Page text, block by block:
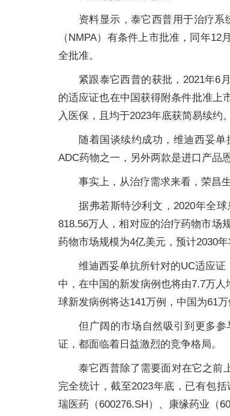
资料显示，泰它西普用于治疗系
（NMPA）有条件上市批准，同年
全批准。
紧跟泰它西普的获批，2021年6
的适应证也在中国获得附条件批准上
入医保，且均于2023年底获简易续约。
随着国谈续约成功，维迪西妥
ADC药物之一，另外两款是进口产品
事实上，从治疗需求来看，荣昌
据弗若斯特沙利文，2020年全
818.56万人，相对应的治疗药物市场
药物市场规模为4亿美元，预计2030年
维迪西妥单抗所针对的UC适应
中，在中国的新发病例也将由7.7万
球新发病例将达141万例，中国为61
但广阔的市场自然吸引到更多
证，都面临着日益激烈的竞争格局。
泰它西普除了需要面对在它之前
完全统计，截至2023年底，已有包
瑞医药（600276.SH）、康缘药业（